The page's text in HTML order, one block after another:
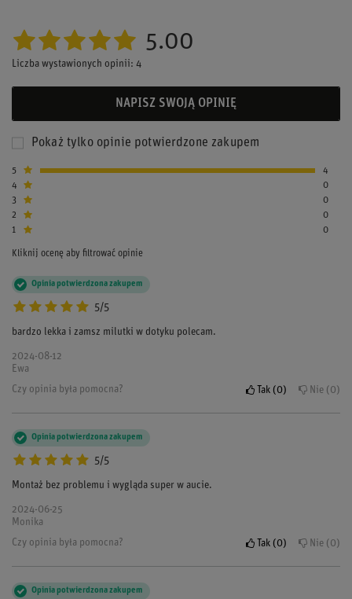
5.00
Liczba wystawionych opinii: 4
NAPISZ SWOJĄ OPINIĘ
Pokaż tylko opinie potwierdzone zakupem
5
4
4
0
3
0
2
0
1
0
Kliknij ocenę aby filtrować opinie
5/5
Opinia potwierdzona zakupem
bardzo lekka i zamsz milutki w dotyku polecam.
2024-08-12
Ewa
Czy opinia była pomocna?
Tak 0 Nie 0
5/5
Opinia potwierdzona zakupem
Montaż bez problemu i wygląda super w aucie.
2024-06-25
Monika
Czy opinia była pomocna?
Tak 0 Nie 0
Opinia potwierdzona zakupem